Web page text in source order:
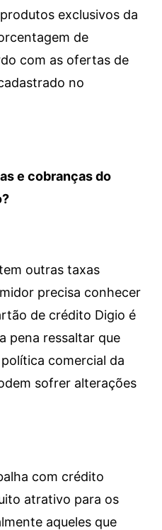
exclusivos da
de
com as ofertas de
no
e cobranças do
outras taxas
precisa conhecer
de crédito Digio é
pena ressaltar que
comercial da
sofrer alterações
com crédito
atrativo para os
aqueles que